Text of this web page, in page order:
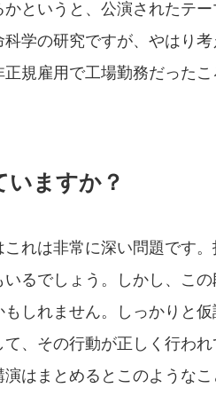
というと、公演されたテー
学の研究ですが、やはり考
規雇用で工場勤務だった
いますか？
れは非常に深い問題です。
るでしょう。しかし、こ
しれません。しっかりと仮
、その行動が正しく行わ
はまとめるとこのような